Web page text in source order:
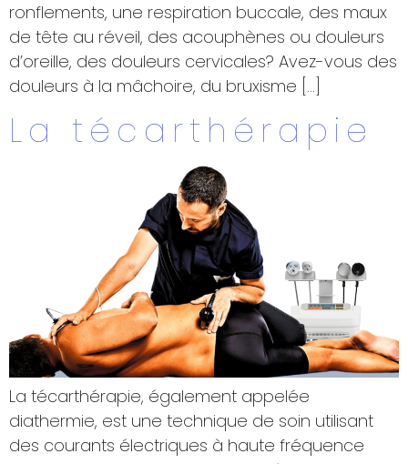
ronflements, une respiration buccale, des maux
de tête au réveil, des acouphènes ou douleurs
d’oreille, des douleurs cervicales? Avez-vous des
douleurs à la mâchoire, du bruxisme […]
La técarthérapie
La técarthérapie, également appelée
diathermie, est une technique de soin utilisant
des courants électriques à haute fréquence